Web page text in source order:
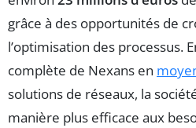
grâce à des opportunités de
l’optimisation des processus.
complète de Nexans en
solutions de réseaux, la
manière plus efficace aux